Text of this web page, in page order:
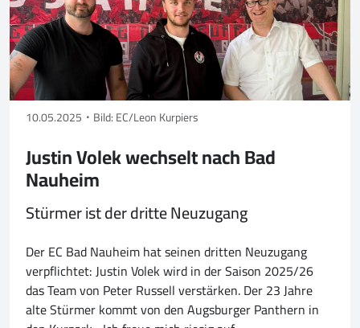
10.05.2025 Bild: EC/Leon Kurpiers
Justin Volek wechselt nach Bad
Nauheim
Stürmer ist der dritte Neuzugang
Der EC Bad Nauheim hat seinen dritten Neuzugang
verpflichtet: Justin Volek wird in der Saison 2025/26
das Team von Peter Russell verstärken. Der 23 Jahre
alte Stürmer kommt von den Augsburger Panthern in